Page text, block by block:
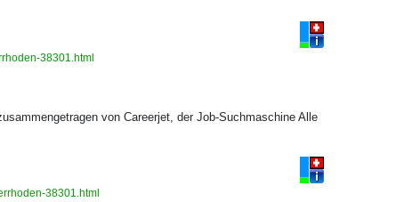
38301.html
von Careerjet, der Job-Suchmaschine Alle
38301.html